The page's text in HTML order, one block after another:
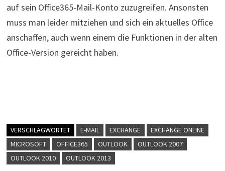
auf sein Office365-Mail-Konto zuzugreifen. Ansonsten
muss man leider mitziehen und sich ein aktuelles Office
anschaffen, auch wenn einem die Funktionen in der alten
Office-Version gereicht haben.
VERSCHLAGWORTET E-MAIL EXCHANGE
EXCHANGE ONLINE
MICROSOFT
OFFICE365 OUTLOOK
OUTLOOK 2007
OUTLOOK 2010
OUTLOOK 2013